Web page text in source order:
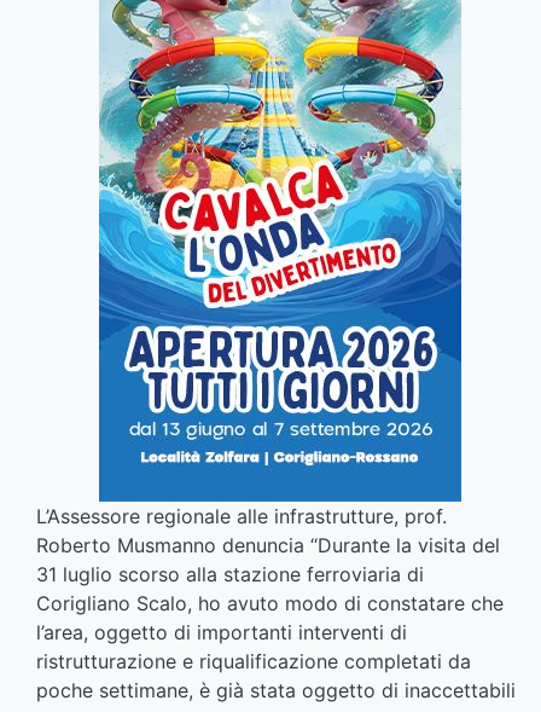
L’Assessore regionale alle infrastrutture, prof.
Roberto Musmanno denuncia “Durante la visita del
31 luglio scorso alla stazione ferroviaria di
Corigliano Scalo, ho avuto modo di constatare che
l’area, oggetto di importanti interventi di
ristrutturazione e riqualificazione completati da
poche settimane, è già stata oggetto di inaccettabili